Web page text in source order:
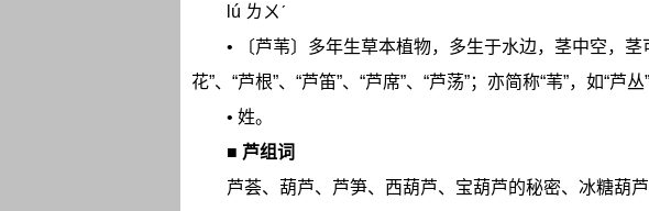
lú ㄌㄨˊ
• 〔芦苇〕多年生草本植物，多生于水边，茎中空，茎
花”、“芦根”、“芦笛”、“芦席”、“芦荡”；亦简称“苇”，如“芦丛
• 姓。
■ 芦组词
芦荟、葫芦、芦笋、西葫芦、宝葫芦的秘密、冰糖葫